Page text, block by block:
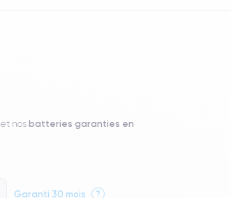
et nos batteries garanties en
Garanti 30 mois ?